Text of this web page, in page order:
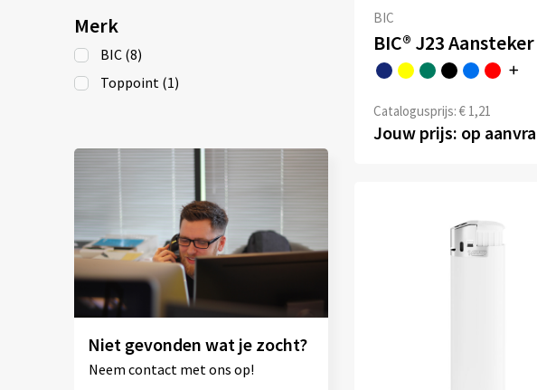
Merk
BIC (8)
Toppoint (1)
Niet gevonden wat je zocht?
Neem contact met ons op!
BIC
BIC® J23 Aansteker
Catalogusprijs: € 1,21
Jouw prijs: op